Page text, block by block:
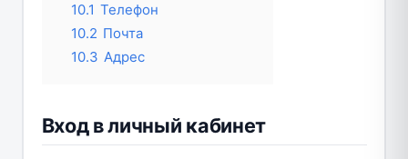
10.1 Телефон
10.2 Почта
10.3 Адрес
Вход в личный кабинет